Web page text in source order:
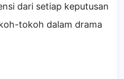
dari setiap keputusan
tokoh dalam drama